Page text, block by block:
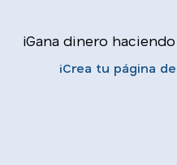
¡Gana dinero
¡Crea tu página